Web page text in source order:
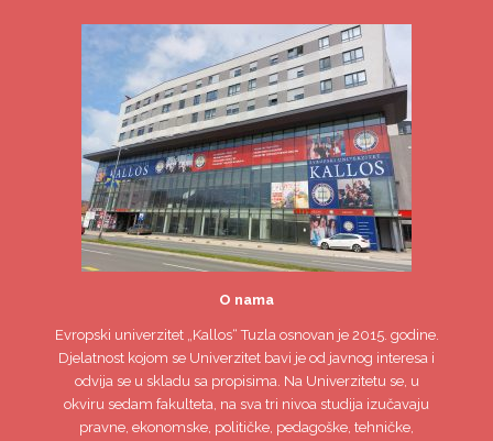
O nama
Evropski univerzitet„Kallos“ Tuzla osnovan je 2015. godine.
Djelatnost kojom se Univerzitet bavi je od javnog interesa i
odvija se u skladu sa propisima. Na Univerzitetu se, u
okviru sedam fakulteta, na sva tri nivoa studija izučavaju
pravne, ekonomske, političke, pedagoške, tehničke,